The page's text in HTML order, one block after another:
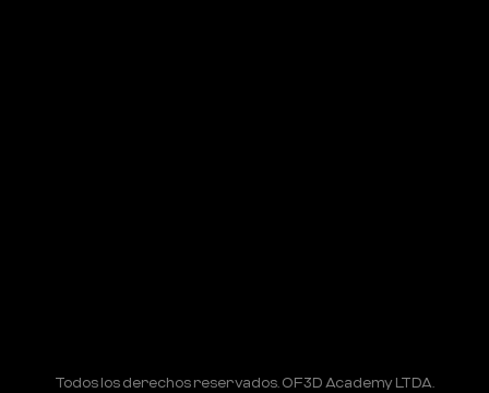
Todos los derechos reservados. OF3D Academy LTDA.